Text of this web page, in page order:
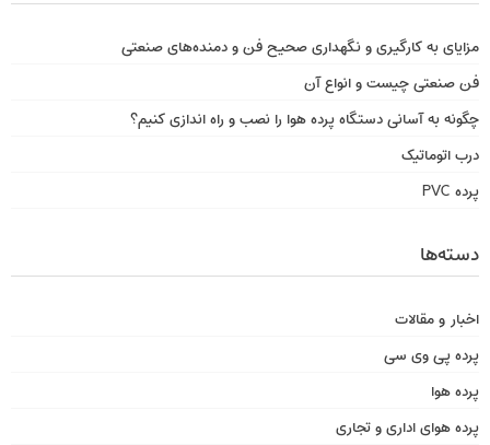
مزایای به کارگیری و نگهداری صحیح فن و دمنده‌های صنعتی
فن صنعتی چیست و انواع آن
چگونه به آسانی دستگاه پرده هوا را نصب و راه اندازی کنیم؟
درب اتوماتیک
پرده PVC
دسته‌ها
اخبار و مقالات
پرده پی وی سی
پرده هوا
پرده هوای اداری و تجاری